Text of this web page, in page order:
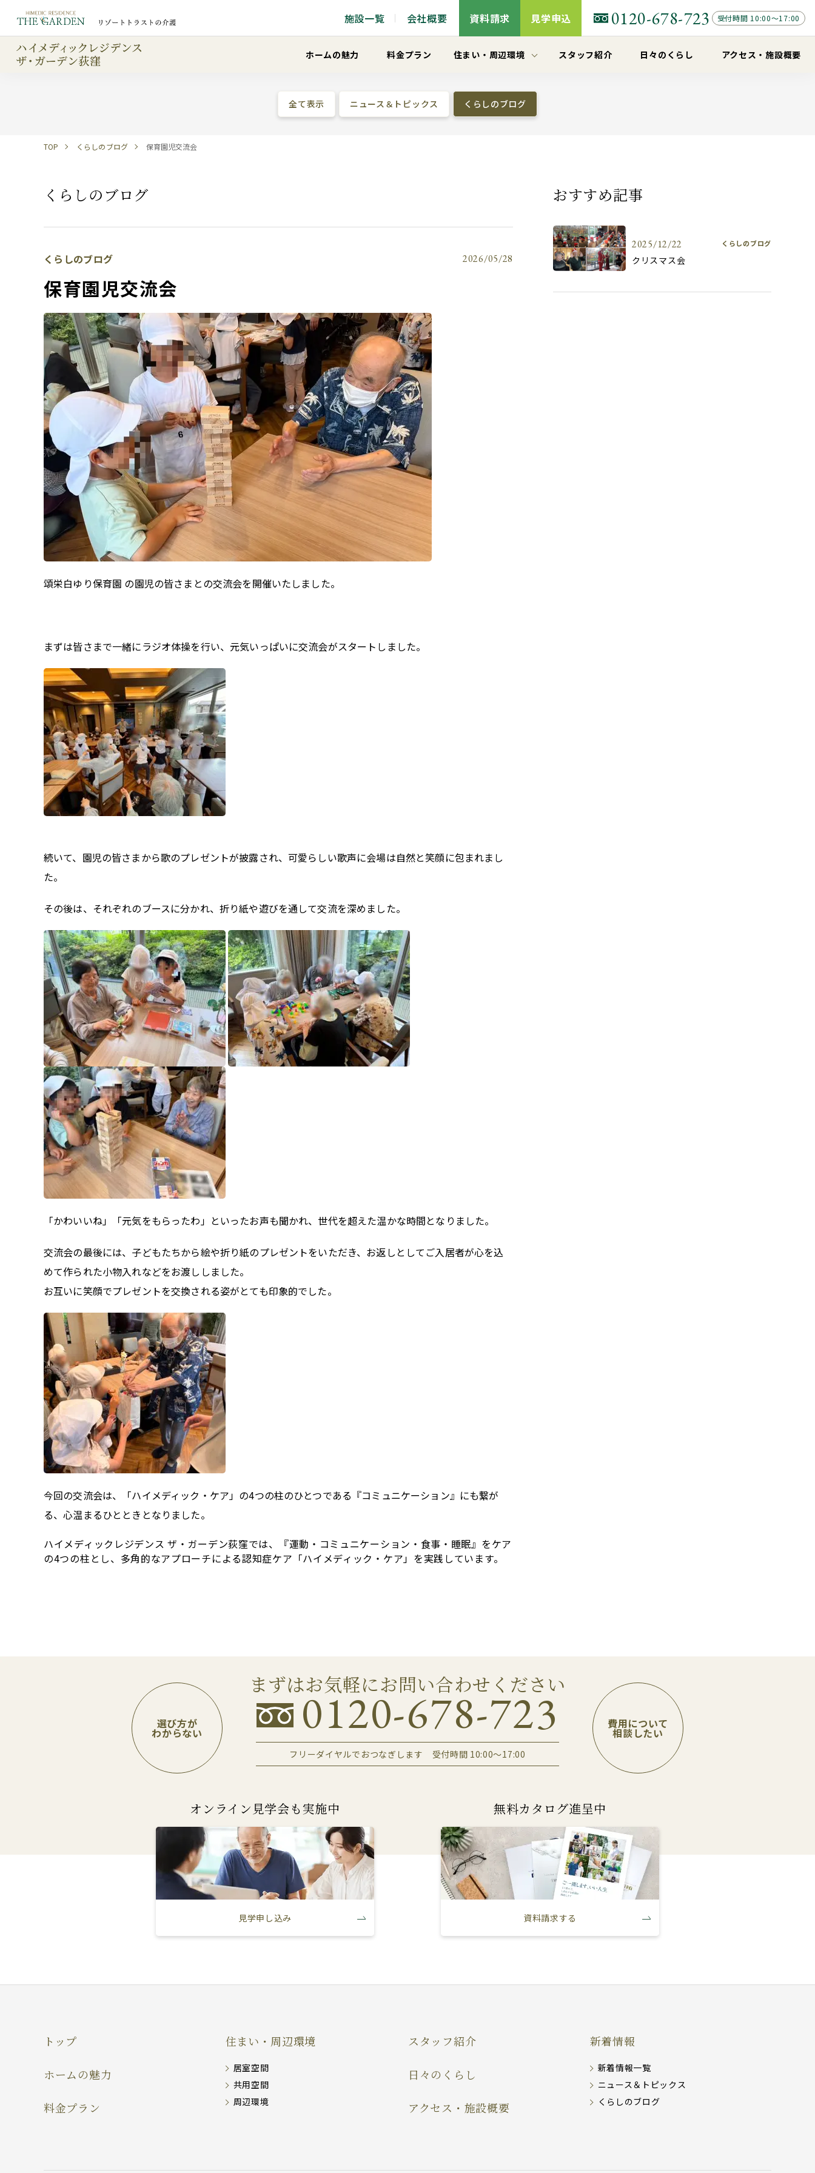
施設一覧 会社概要 資料請求 見学申込 0120-678-723 受付時間 10:00～17:00
ホームの魅力 料金プラン 住まい ・ 周辺環境 スタッフ紹介 日々のくらし アクセス ・施設概要
全て表示 ニュース＆トピックス くらしのブログ
TOP くらしのブログ 保育園児交流会
くらしのブログ
くらしのブログ 2026/05/28
保育園児交流会
頌栄白ゆり保育園 の園児の皆さまとの交流会を開催いたしました。
まずは皆さまで一緒にラジオ体操を行い、元気いっぱいに交流会がスタートしました。
続いて、園児の皆さまから歌のプレゼントが披露され、可愛らしい歌声に会場は自然と笑顔に包まれまし
た。
その後は、それぞれのブースに分かれ、折り紙や遊びを通して交流を深めました。
「かわいいね」「元気をもらったわ」といったお声も聞かれ、世代を超えた温かな時間となりました。
交流会の最後には、子どもたちから絵や折り紙のプレゼントをいただき、お返しとしてご入居者が心を込
めて作られた小物入れなどをお渡ししました。
お互いに笑顔でプレゼントを交換される姿がとても印象的でした。
今回の交流会は、「ハイメディック・ケア」の4つの柱のひとつである『コミュニケーション』にも繋が
る、心温まるひとときとなりました。
ハイメディックレジデンス ザ・ガーデン荻窪では、『運動・コミュニケーション・食事・睡眠』をケア
の4つの柱とし、多角的なアプローチによる認知症ケア「ハイメディック・ケア」を実践しています。
おすすめ記事
2025/12/22 くらしのブログ
クリスマス会
選び方が
わからない
まずはお気軽にお問い合わせください
0120-678-723
フリーダイヤルでおつなぎします 受付時間 10:00～17:00
費用について
相談したい
オンライン見学会も実施中
見学申し込み
無料カタログ進呈中
資料請求する
トップ
ホームの魅力
料金プラン
住まい・周辺環境
居室空間
共用空間
周辺環境
スタッフ紹介
日々のくらし
アクセス・施設概要
新着情報
新着情報一覧
ニュース＆トピックス
くらしのブログ